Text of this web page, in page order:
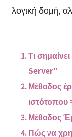
λογική δομή,
Τι
Server”
Μέθοδος
ιστότοπου
Μέθοδος
Πώς να